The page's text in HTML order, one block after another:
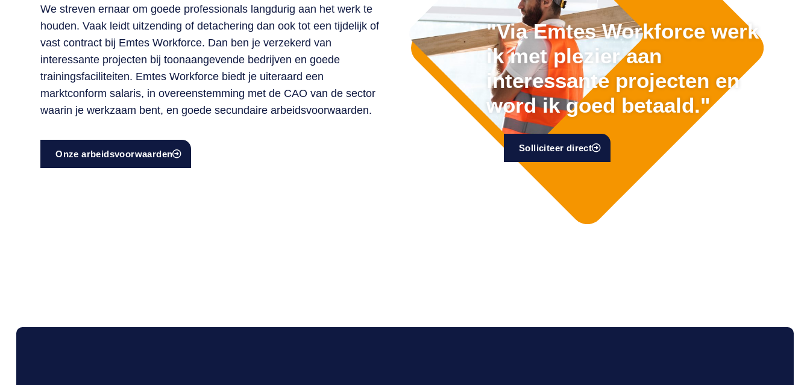
We streven ernaar om goede professionals langdurig aan het werk te
houden. Vaak leidt uitzending of detachering dan ook tot een tijdelijk of
vast contract bij Emtes Workforce. Dan ben je verzekerd van
interessante projecten bij toonaangevende bedrijven en goede
trainingsfaciliteiten. Emtes Workforce biedt je uiteraard een
marktconform salaris, in overeenstemming met de CAO van de sector
waarin je werkzaam bent, en goede secundaire arbeidsvoorwaarden.
Onze arbeidsvoorwaarden
"Via Emtes Workforce werk
ik met plezier aan
interessante projecten en
word ik goed betaald."
Solliciteer direct